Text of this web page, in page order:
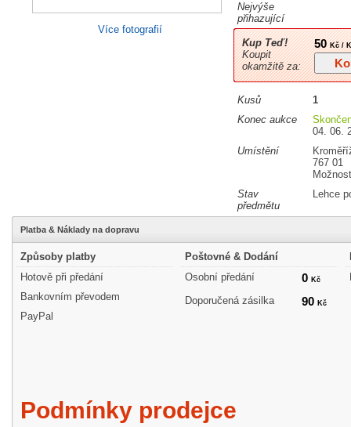
Více fotografií
Nejvýše
přihazující
Kup Teď!
Koupit
okamžitě za:
50Kč /
Kusů
1
Konec aukce
04. 06.
Umístění
767 01
Stav
předmětu
Lehce
Platba & Náklady na dopravu
Způsoby platby
Hotově při předání
Bankovním převodem
PayPal
Poštovné & Dodání
Osobní předání
0 Kč
Doporučená zásilka 90 Kč
Podmínky prodejce